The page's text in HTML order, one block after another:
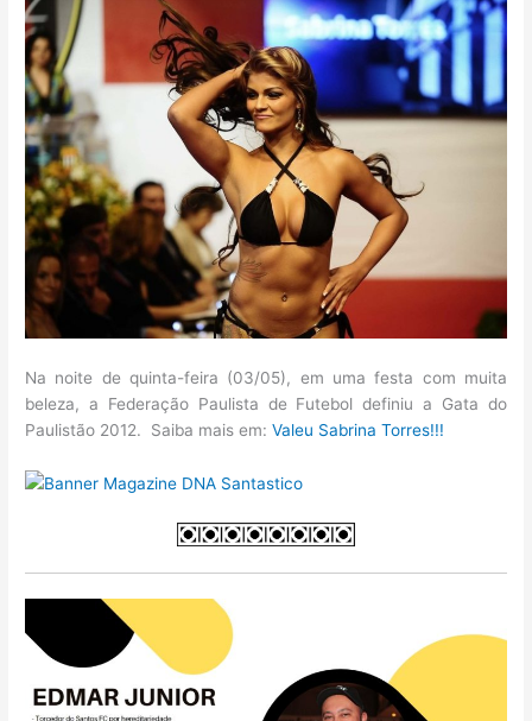
Na noite de quinta-feira (03/05), em uma festa com muita
beleza, a Federação Paulista de Futebol definiu a Gata do
Paulistão 2012. Saiba mais em:Valeu Sabrina Torres!!!